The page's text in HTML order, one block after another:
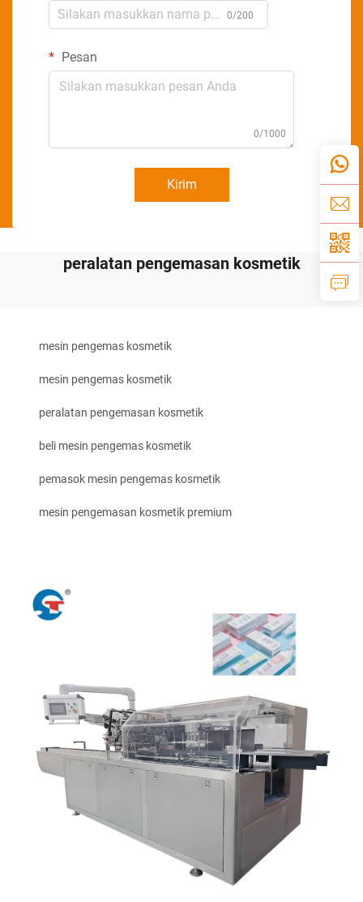
0/200
Pesan
0/1000
Kirim
peralatan pengemasan kosmetik
mesin pengemas kosmetik
mesin pengemas kosmetik
peralatan pengemasan kosmetik
beli mesin pengemas kosmetik
pemasok mesin pengemas kosmetik
mesin pengemasan kosmetik premium